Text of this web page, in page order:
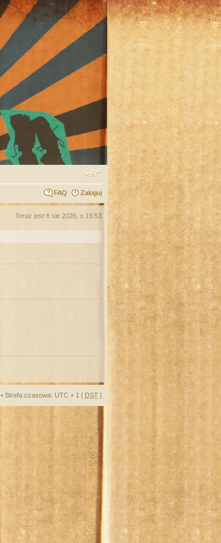
FAQ Zaloguj
Teraz jest 8 sie 2026, o 15:53
• Strefa czasowa: UTC + 1 [ DST ]